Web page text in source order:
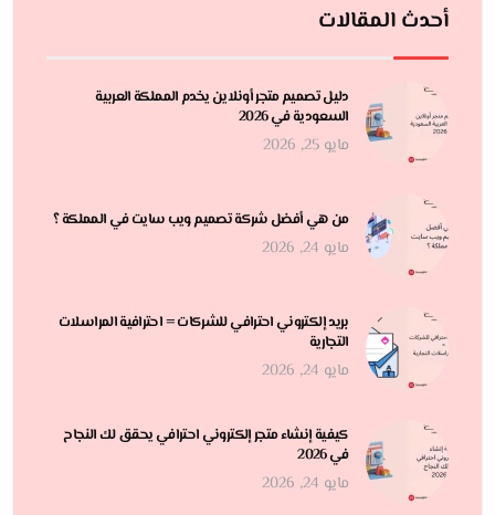
أحدث المقالات
دليل تصميم متجر أونلاين يخدم المملكة العربية
السعودية في 2026
مايو 25, 2026
من هي أفضل شركة تصميم ويب سايت في المملكة ؟
مايو 24, 2026
بريد إلكتروني احترافي للشركات = احترافية المراسلات
التجارية
مايو 24, 2026
كيفية إنشاء متجر إلكتروني احترافي يحقق لك النجاح
في 2026
مايو 24, 2026